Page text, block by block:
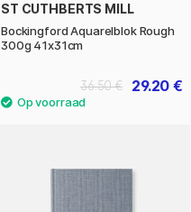
ST CUTHBERTS MILL
Bockingford Aquarelblok Rough
300g 41x31cm
29.20 €
36.50 €